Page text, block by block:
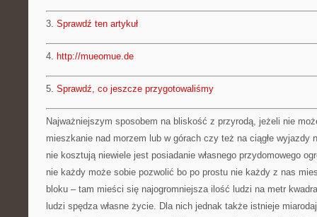
3. Sprawdź ten artykuł
4. http://mueomue.de
5. Sprawdź, co jeszcze przygotowaliśmy
Najważniejszym sposobem na bliskość z przyrodą, jeżeli nie
mieszkanie nad morzem lub w górach czy też na ciągłe wyjazdy
nie kosztują niewiele jest posiadanie własnego przydomowego
nie każdy może sobie pozwolić bo po prostu nie każdy z nas
bloku – tam mieści się najogromniejsza ilość ludzi na metr
ludzi spędza własne życie. Dla nich jednak także istnieje